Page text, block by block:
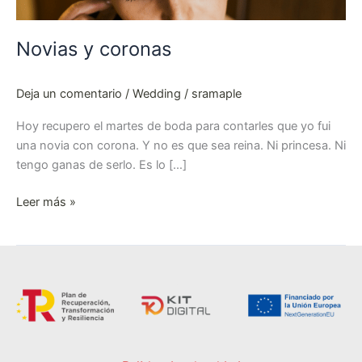
Novias y coronas
Deja un comentario / Wedding / sramaple
Hoy recupero el martes de boda para contarles que yo fui
una novia con corona. Y no es que sea reina. Ni princesa. Ni
tengo ganas de serlo. Es lo […]
Leer más »